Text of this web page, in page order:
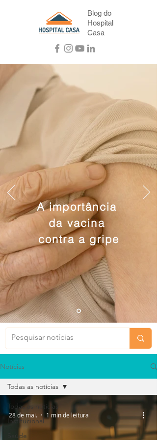
Blog do
Hospital
Casa
A importância
da vacina
contra a gripe
Notícias
Todas as notícias
Institucional
Saúde
Todas as notícias
28 de mai. 1 min de leitura